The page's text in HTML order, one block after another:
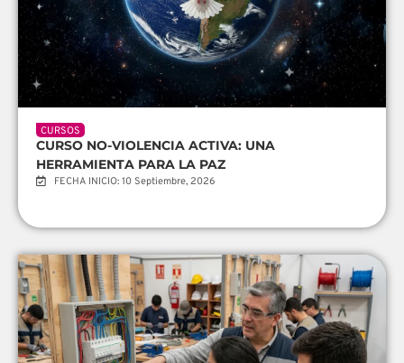
CURSOS
CURSO NO-VIOLENCIA ACTIVA: UNA
HERRAMIENTA PARA LA PAZ
FECHA INICIO: 10 Septiembre, 2026